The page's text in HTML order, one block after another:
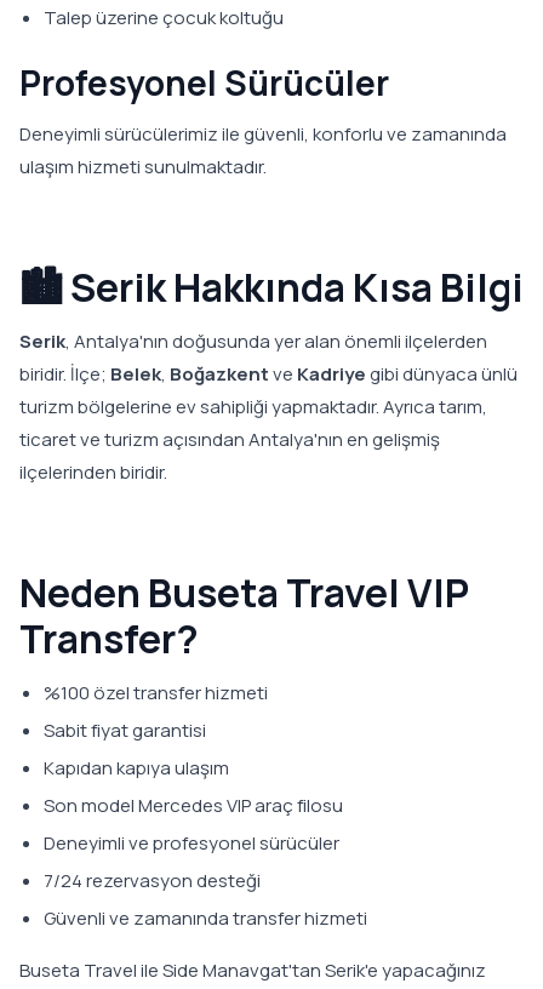
Talep üzerine çocuk koltuğu
Profesyonel Sürücüler
Deneyimli sürücülerimiz ile güvenli, konforlu ve zamanında
ulaşım hizmeti sunulmaktadır.
🏙️ Serik Hakkında Kısa Bilgi
Serik, Antalya'nın doğusunda yer alan önemli ilçelerden
biridir. İlçe; Belek, Boğazkentve Kadriyegibi dünyaca ünlü
turizm bölgelerine ev sahipliği yapmaktadır. Ayrıca tarım,
ticaret ve turizm açısından Antalya'nın en gelişmiş
ilçelerinden biridir.
Neden Buseta Travel VIP
Transfer?
%100 özel transfer hizmeti
Sabit fiyat garantisi
Kapıdan kapıya ulaşım
Son model Mercedes VIP araç filosu
Deneyimli ve profesyonel sürücüler
7/24 rezervasyon desteği
Güvenli ve zamanında transfer hizmeti
Buseta Travel ile Side Manavgat'tan Serik'e yapacağınız